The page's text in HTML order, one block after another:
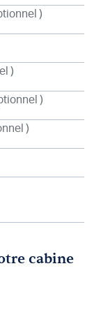
)
)
)
)
cabine